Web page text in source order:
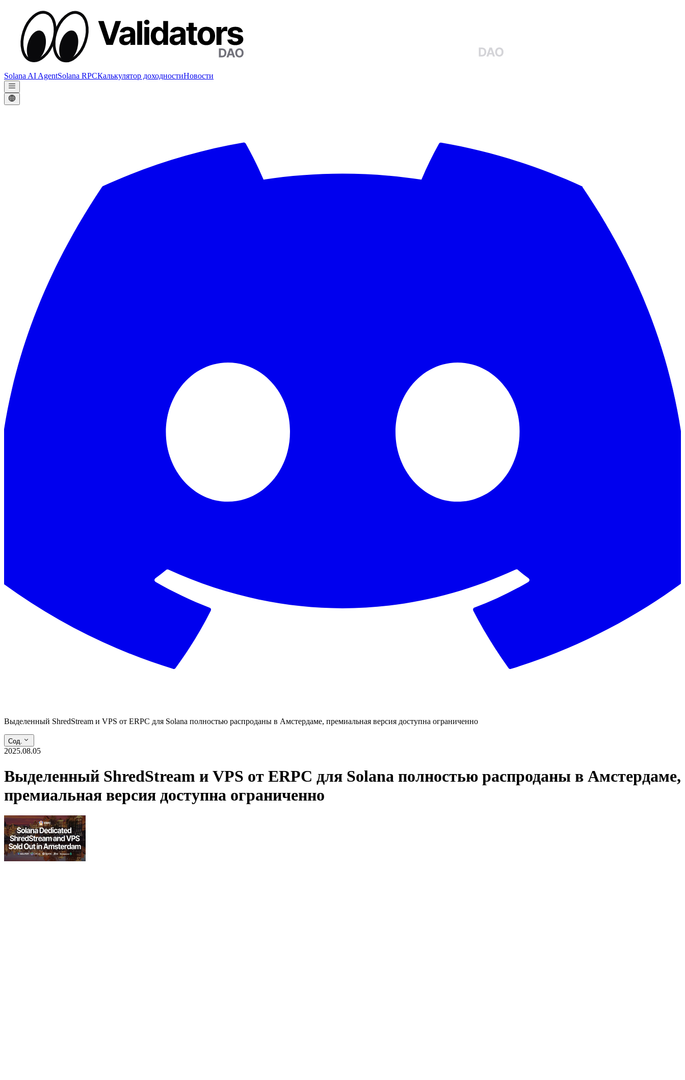
Solana AI AgentSolana RPCКалькулятор доходностиНовости
Выделенный ShredStream и VPS от ERPC для Solana полностью распроданы в Амстердаме, премиальная версия доступна ограниченно
Сод.
2025.08.05
Выделенный ShredStream и VPS от ERPC для Solana полностью распроданы в Амстердаме,
премиальная версия доступна ограниченно